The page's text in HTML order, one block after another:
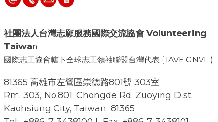
社團法人台灣志願服務國際交流協會 Volunteering
Taiwan
國際志工協會轄下全球志工領袖聯盟台灣代表 ( IAVE GNVL )
81365 高雄市左營區崇德路801號 303室
Rm. 303, No.801, Chongde Rd. Zuoying Dist.
Kaohsiung City, Taiwan 81365